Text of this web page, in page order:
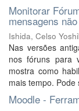
Monitorar
mensagens
Ishida, Celso
Nas versões
nos fóruns para
mostra como
mais tempo.
Moodle -